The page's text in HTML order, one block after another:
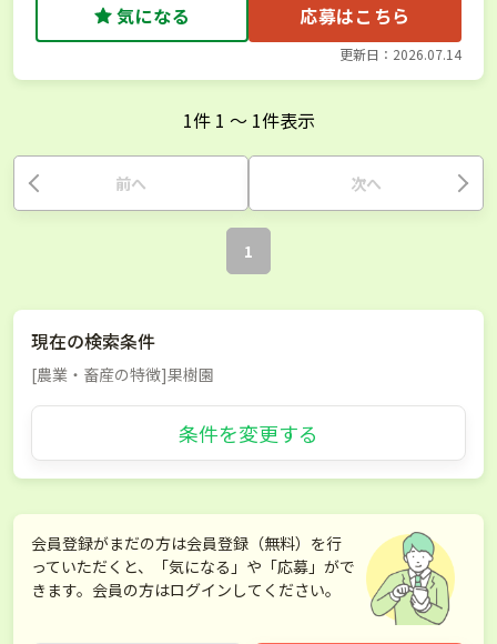
気になる 応募はこちら
更新日：2026.07.14
1件 1 〜 1件表示
前へ 次へ
1
現在の検索条件
[農業・畜産の特徴]果樹園
条件を変更する
会員登録がまだの方は会員登録（無料）を行
っていただくと、「気になる」や「応募」がで
きます。会員の方はログインしてください。